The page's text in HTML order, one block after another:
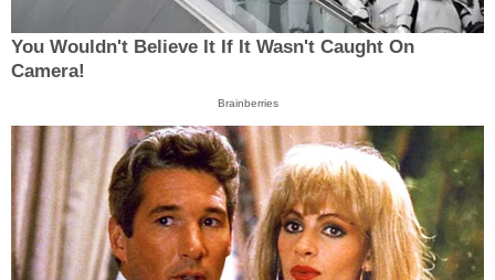
You Wouldn't Believe It If It Wasn't Caught On
Camera!
Brainberries